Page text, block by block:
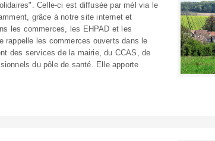
Celle-ci est diffusée par mèl via le
grâce à notre site internet et
les commerces, les EHPAD et les
rappelle les commerces ouverts dans le
des services de la mairie, du CCAS, de
du pôle de santé. Elle apporte